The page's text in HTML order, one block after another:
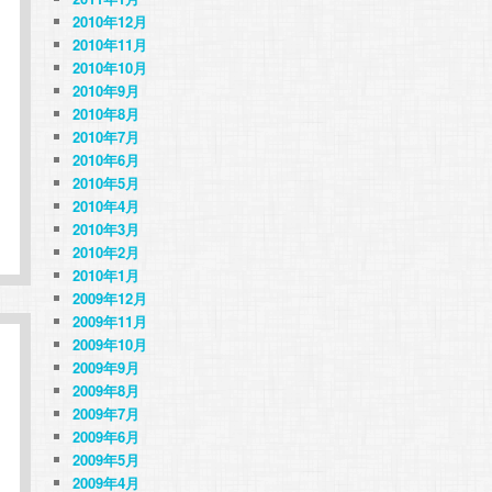
2010年12月
2010年11月
2010年10月
2010年9月
2010年8月
2010年7月
2010年6月
2010年5月
2010年4月
2010年3月
2010年2月
2010年1月
2009年12月
2009年11月
2009年10月
2009年9月
2009年8月
2009年7月
2009年6月
2009年5月
2009年4月